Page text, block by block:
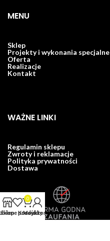
MENU
Sklep
Projekty i wykonania specjalne
Oferta
Realizacje
Kontakt
WAŻNE LINKI
Regulamin sklepu
Zwroty i reklamacje
Polityka prywatności
Dostawa
Sklep produkty
0
Koszyk
Moje konto